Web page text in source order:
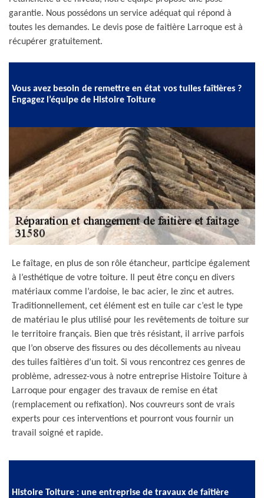
garantie. Nous possédons un service adéquat qui répond à
toutes les demandes. Le devis pose de faitière Larroque est à
récupérer gratuitement.
Vous avez besoin de remettre en état vos tuiles faîtières ?
Engagez l’équipe de Histoire Toiture
Le faîtage, en plus de son rôle étancheur, participe également
à l’esthétique de votre toiture. Il peut être conçu en divers
matériaux comme l’ardoise, le bac acier, le zinc et autres.
Traditionnellement, cet élément est en tuile car c’est le type
de matériau le plus utilisé pour les revêtements de toiture sur
le territoire français. Bien que très résistant, il arrive parfois
que l’on observe des fissures ou des décollements au niveau
des tuiles faîtières d’un toit. Si vous rencontrez ces genres de
problème, adressez-vous à notre entreprise Histoire Toiture à
Larroque pour engager des travaux de remise en état
(remplacement ou refixation). Nos couvreurs sont de vrais
experts pour ces interventions et pourront vous fournir un
travail soigné et rapide.
Histoire Toiture : une entreprise de travaux de faîtière